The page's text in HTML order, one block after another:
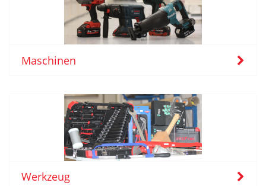
Maschinen
Werkzeug